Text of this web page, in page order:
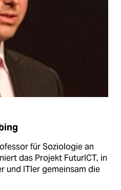
für Soziologie an
das Projekt FuturICT, in
und ITler gemeinsam die